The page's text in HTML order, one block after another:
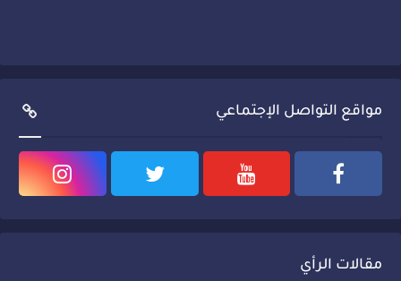
مواقع التواصل الإجتماعي
مقالات الرأي